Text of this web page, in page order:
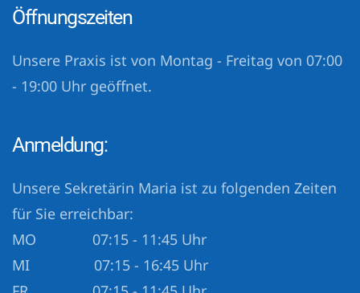
Öffnungszeiten
Unsere Praxis ist von Montag - Freitag von 07:00
- 19:00 Uhr geöffnet.
Anmeldung:
Unsere Sekretärin Maria ist zu folgenden Zeiten
für Sie erreichbar:
MO 07:15 - 11:45 Uhr
MI 07:15 - 16:45 Uhr